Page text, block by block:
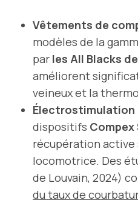
Vêtements de
modèles de la
par les All Blacks
améliorent
veineux et la
Électrostimulation
dispositifs Compex
récupération
locomotrice. Des
de Louvain, 2024)
du taux de